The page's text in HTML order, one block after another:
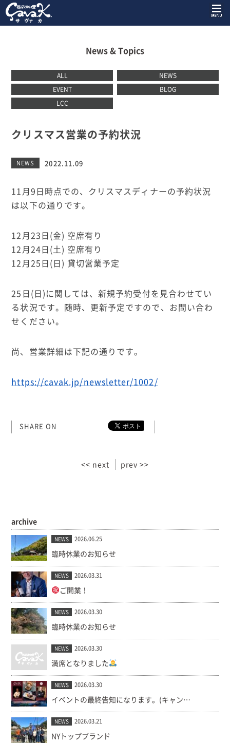
News & Topics
ALL
NEWS
EVENT
BLOG
LCC
クリスマス営業の予約状況
NEWS 2022.11.09
11月9日時点での、クリスマスディナーの予約状況
は以下の通りです。
12月23日(金) 空席有り
12月24日(土) 空席有り
12月25日(日) 貸切営業予定
25日(日)に関しては、新規予約受付を見合わせてい
る状況です。随時、更新予定ですので、お問い合わ
せください。
尚、営業詳細は下記の通りです。
https://cavak.jp/newsletter/1002/
SHARE ON
<< next prev >>
archive
NEWS 2026.06.25
臨時休業のお知らせ
NEWS 2026.03.31
ご開業！
NEWS 2026.03.30
臨時休業のお知らせ
NEWS 2026.03.30
満席となりました
NEWS 2026.03.30
イベントの最終告知になります。(キャンセル出ました！)
NEWS 2026.03.21
NYトップブランド